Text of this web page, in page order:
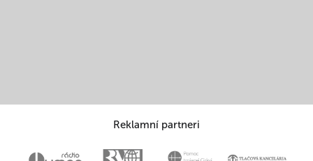
Reklamní partneri